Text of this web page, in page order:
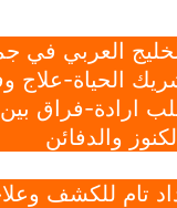
العربي في
الحياة-
ارادة-فراق
والدفائن
تام للكشف